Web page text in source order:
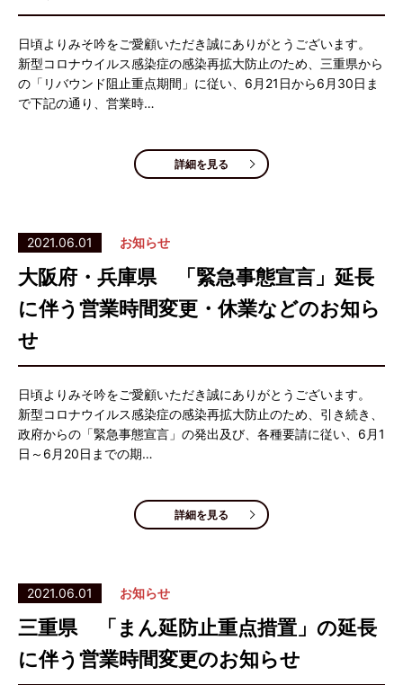
日頃よりみそ吟をご愛顧いただき誠にありがとうございます。
新型コロナウイルス感染症の感染再拡大防止のため、三重県から
の「リバウンド阻止重点期間」に従い、6月21日から6月30日ま
で下記の通り、営業時…
詳細を見る
2021.06.01 お知らせ
大阪府・兵庫県 「緊急事態宣言」延長
に伴う営業時間変更・休業などのお知ら
せ
日頃よりみそ吟をご愛顧いただき誠にありがとうございます。
新型コロナウイルス感染症の感染再拡大防止のため、引き続き、
政府からの「緊急事態宣言」の発出及び、各種要請に従い、6月1
日～6月20日までの期…
詳細を見る
2021.06.01 お知らせ
三重県 「まん延防止重点措置」の延長
に伴う営業時間変更のお知らせ